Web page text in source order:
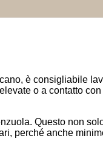
è consigliabile
o a contatto
Questo non
perché anche